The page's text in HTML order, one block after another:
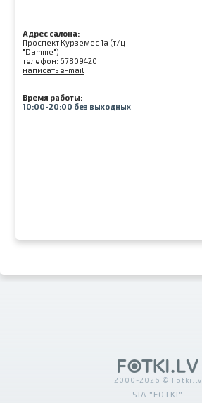
Адрес салона:
Проспект Курземес 1а (т/ц
"Damme")
телефон: 67809420
написать e-mail
Время работы:
10:00-20:00 без выходных
2000-2026 © Fotki.lv
SIA "FOTKI"